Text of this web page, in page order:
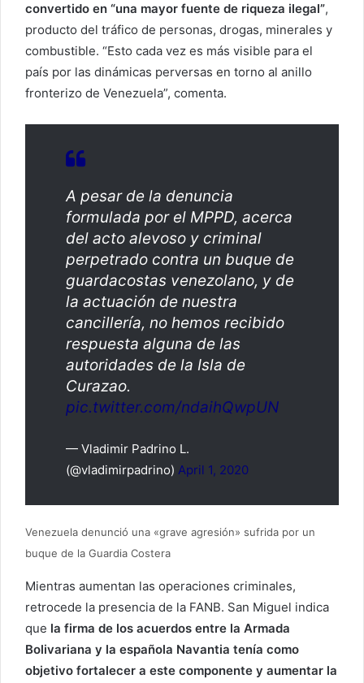
convertido en “una mayor fuente de riqueza ilegal”,
producto del tráfico de personas, drogas, minerales y
combustible. “Esto cada vez es más visible para el
país por las dinámicas perversas en torno al anillo
fronterizo de Venezuela”, comenta.
A pesar de la denuncia
formulada por el MPPD, acerca
del acto alevoso y criminal
perpetrado contra un buque de
guardacostas venezolano, y de
la actuación de nuestra
cancillería, no hemos recibido
respuesta alguna de las
autoridades de la Isla de
Curazao.
pic.twitter.com/ndaihQwpUN
— Vladimir Padrino L.
(@vladimirpadrino) April 1, 2020
Venezuela denunció una «grave agresión» sufrida por un
buque de la Guardia Costera
Mientras aumentan las operaciones criminales,
retrocede la presencia de la FANB. San Miguel indica
que la firma de los acuerdos entre la Armada
Bolivariana y la española Navantia tenía como
objetivo fortalecer a este componente y aumentar la